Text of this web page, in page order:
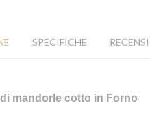
SPECIFICHE
mandorle cotto in Forno